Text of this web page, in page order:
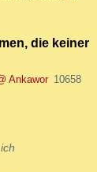
die keiner
Ankawor 10658